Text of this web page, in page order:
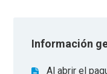
Información
Al abrir el